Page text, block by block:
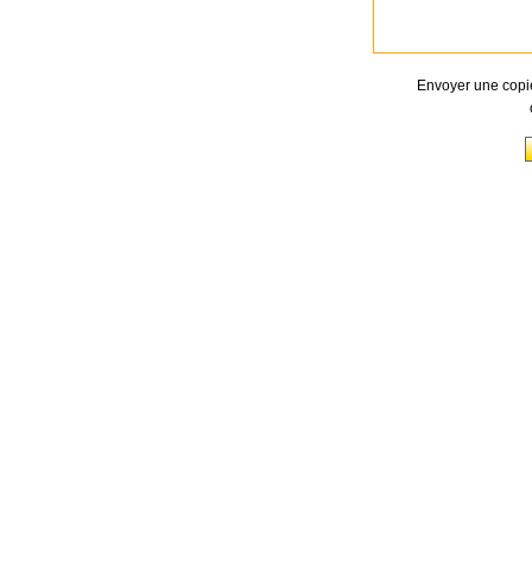
Envoyer une